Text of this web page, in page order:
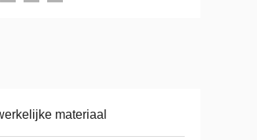
materiaal